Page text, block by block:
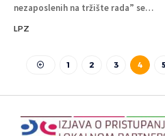
nezaposlenih na tržište rada” se…
LPZ
1 2 3 4 5